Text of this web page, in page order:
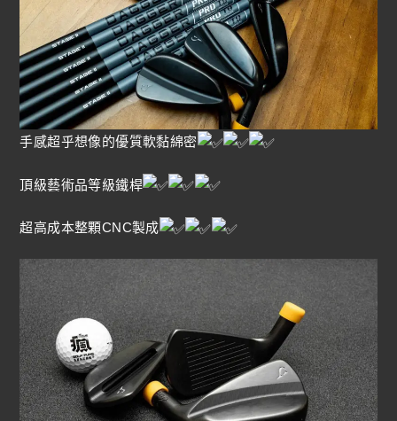
手感超乎想像的優質軟黏綿密
頂級藝術品等級鐵桿
超高成本整顆CNC製成